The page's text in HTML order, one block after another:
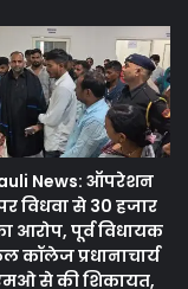
News: ऑपरेशन
विधवा से 30 हजार
आरोप, पूर्व विधायक
कॉलेज प्रधानाचार्य
से की शिकायत,